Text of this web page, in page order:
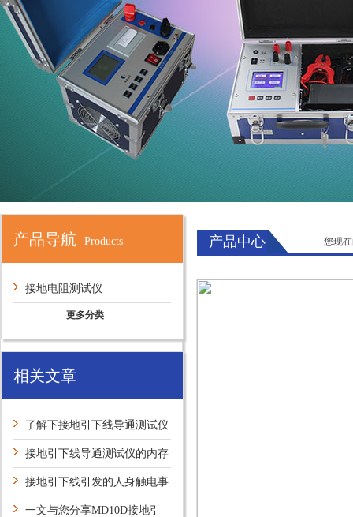
产品导航 Products
接地电阻测试仪
更多分类
相关文章
了解下接地引下线导通测试仪
的安全措施
接地引下线导通测试仪的内存
操作简析
接地引下线引发的人身触电事
故及建议
一文与您分享MD10D接地引
产品中心 您现